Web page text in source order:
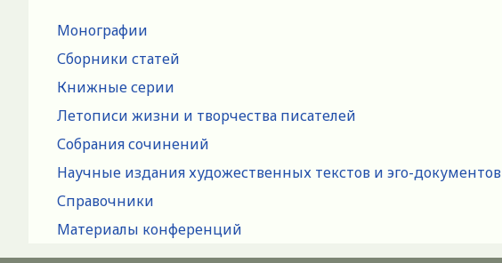
Монографии
Сборники статей
Книжные серии
Летописи жизни и творчества писателей
Собрания сочинений
Научные издания художественных текстов и эго-документов
Справочники
Материалы конференций